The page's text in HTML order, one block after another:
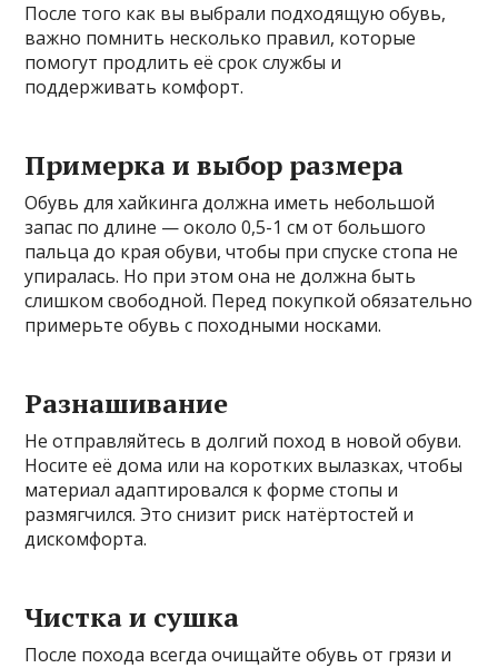
После того как вы выбрали подходящую обувь,
важно помнить несколько правил, которые
помогут продлить её срок службы и
поддерживать комфорт.
Примерка и выбор размера
Обувь для хайкинга должна иметь небольшой
запас по длине — около 0,5-1 см от большого
пальца до края обуви, чтобы при спуске стопа не
упиралась. Но при этом она не должна быть
слишком свободной. Перед покупкой обязательно
примерьте обувь с походными носками.
Разнашивание
Не отправляйтесь в долгий поход в новой обуви.
Носите её дома или на коротких вылазках, чтобы
материал адаптировался к форме стопы и
размягчился. Это снизит риск натёртостей и
дискомфорта.
Чистка и сушка
После похода всегда очищайте обувь от грязи и